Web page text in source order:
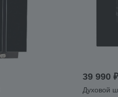
39 990 ₽
Духовой